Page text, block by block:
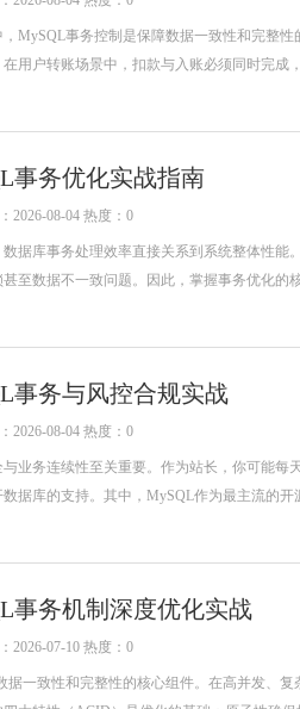
事务控制是保障数据一致性和完整性
用户转账场景中，扣款与入账必须同时完成
事务优化实战指南
2026-08-04 热度：0
库事务处理效率直接关系到系统整体性能
至数据不一致问题。因此，掌握事务优化的
事务与风控合规实战
2026-08-04 热度：0
务连续性至关重要。作为站长，你可能每
据库的支持。其中，MySQL作为最主流的
事务机制深度优化实战
2026-07-10 热度：0
一致性和完整性的核心组件。在高并发、复